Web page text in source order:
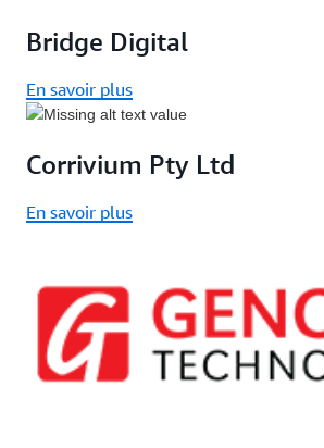
Bridge Digital
En savoir plus
Corrivium Pty Ltd
En savoir plus